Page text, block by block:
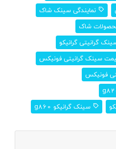
نمایندگی سینک شاک
شاک
گرانیتی گرانیکو
سینک گرانیتی فونیکس
سینک گرانیکو g860